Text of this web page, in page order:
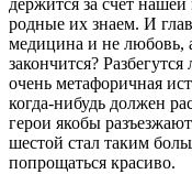
держится за счёт
родные их знаем. И
медицина и не любовь,
закончится?
очень метафоричная
когда-нибудь должен
герои якобы
шестой стал таким
попрощаться красиво.